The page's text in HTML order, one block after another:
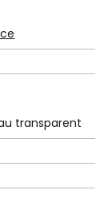
transparent